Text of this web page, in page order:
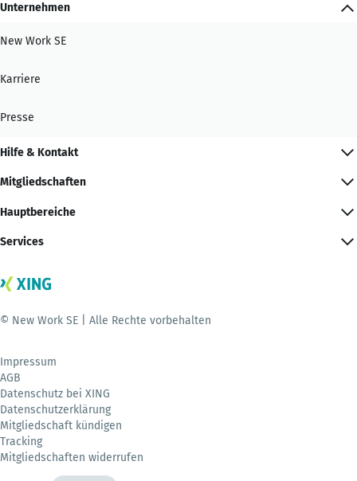
Unternehmen
New Work SE
Karriere
Presse
Hilfe & Kontakt
Mitgliedschaften
Hauptbereiche
Services
© New Work SE | Alle Rechte vorbehalten
Impressum
AGB
Datenschutz bei XING
Datenschutzerklärung
Mitgliedschaft kündigen
Tracking
Mitgliedschaften widerrufen